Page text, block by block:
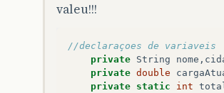
valeu!!!
//declaraçoes de variaveis
private String nome ,
private double
private static int